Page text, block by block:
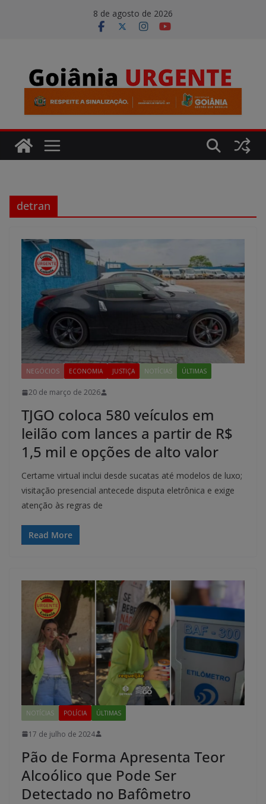
8 de agosto de 2026
detran
NEGÓCIOS ECONOMIA JUSTIÇA NOTÍCIAS ÚLTIMAS
20 de março de 2026
TJGO coloca 580 veículos em
leilão com lances a partir de R$
1,5 mil e opções de alto valor
Certame virtual inclui desde sucatas até modelos de luxo;
visitação presencial antecede disputa eletrônica e exige
atenção às regras de
Read More
NOTÍCIAS POLÍCIA ÚLTIMAS
17 de julho de 2024
Pão de Forma Apresenta Teor
Alcoólico que Pode Ser
Detectado no Bafômetro
modal-check